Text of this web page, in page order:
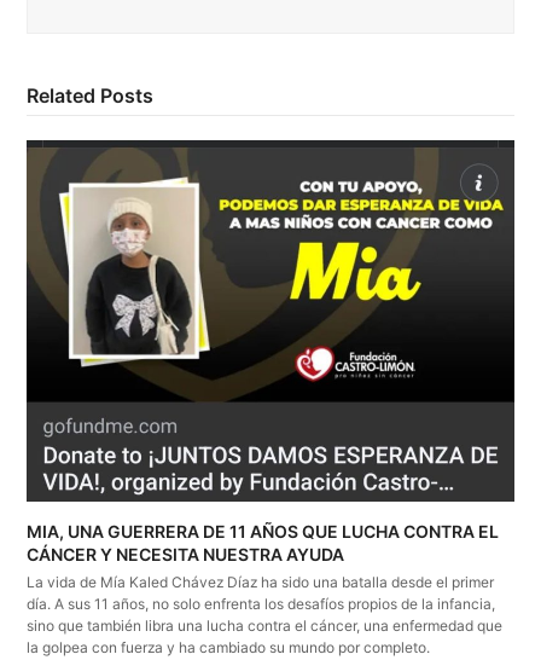
Related Posts
MIA, UNA GUERRERA DE 11 AÑOS QUE LUCHA CONTRA EL
CÁNCER Y NECESITA NUESTRA AYUDA
La vida de Mía Kaled Chávez Díaz ha sido una batalla desde el primer
día. A sus 11 años, no solo enfrenta los desafíos propios de la infancia,
sino que también libra una lucha contra el cáncer, una enfermedad que
la golpea con fuerza y ha cambiado su mundo por completo.